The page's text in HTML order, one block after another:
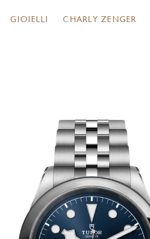
GIOIELLI CHARLY ZENGER